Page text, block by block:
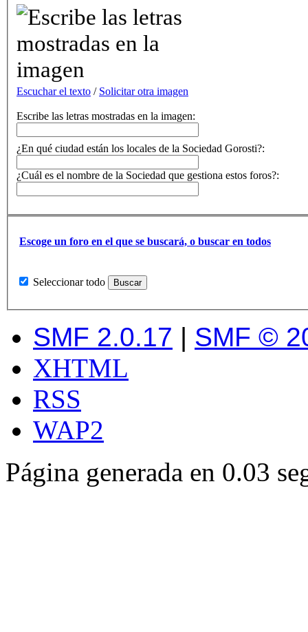
Escuchar el texto / Solicitar otra imagen
Escribe las letras mostradas en la imagen:
¿En qué ciudad están los locales de la Sociedad Gorosti?:
¿Cuál es el nombre de la Sociedad que gestiona estos foros?:
Escoge un foro en el que se buscará, o buscar en todos
Seleccionar todo
SMF 2.0.17 | SMF ©
XHTML
RSS
WAP2
Página generada en 0.03